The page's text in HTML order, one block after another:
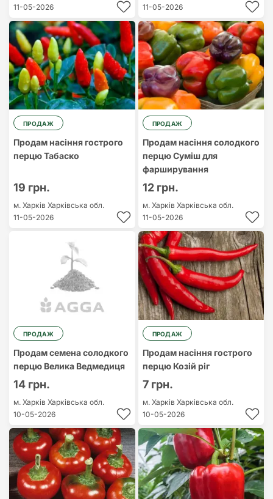
11-05-2026
11-05-2026
ПРОДАЖ
Продам насіння гострого
перцю Табаско
19 грн.
м. Харків Харківська обл.
11-05-2026
ПРОДАЖ
Продам насіння солодкого
перцю Суміш для
фарширування
12 грн.
м. Харків Харківська обл.
11-05-2026
ПРОДАЖ
Продам семена солодкого
перцю Велика Ведмедиця
14 грн.
м. Харків Харківська обл.
10-05-2026
ПРОДАЖ
Продам насіння гострого
перцю Козій ріг
7 грн.
м. Харків Харківська обл.
10-05-2026